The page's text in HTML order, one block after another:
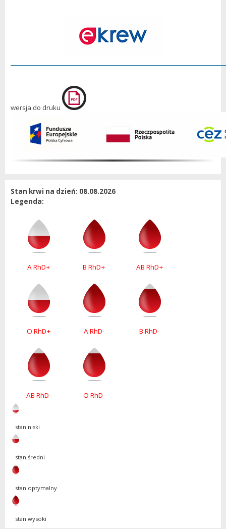
wersja do druku
Stan krwi na dzień: 08.08.2026
Legenda:
A RhD+ B RhD+ AB RhD+
O RhD+ A RhD- B RhD-
AB RhD- O RhD-
stan niski
stan średni
stan optymalny
stan wysoki